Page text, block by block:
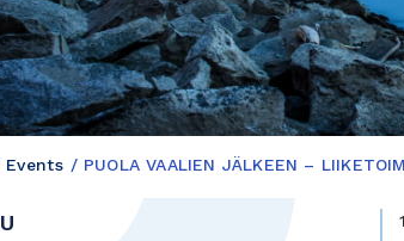
Events / PUOLA VAALIEN JÄLKEEN –